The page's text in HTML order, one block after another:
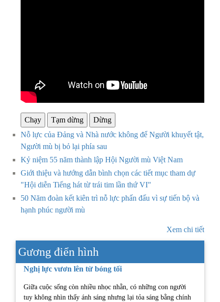
Chạy Tạm dừng
Dừng
Nỗ lực của Đảng và Nhà nước không để Người khuyết tật,
Người mù bị bỏ lại phía sau
Kỷ niệm 55 năm thành lập Hội Người mù Việt Nam
Giới thiệu và hướng dẫn bình chọn các tiết mục tham dự
"Hội diễn Tiếng hát từ trái tim lần thứ VI"
50 Năm đoàn kết kiên trì nỗ lực phấn đấu vì sự tiến bộ và
hạnh phúc người mù
Xem chi tiết
Gương điển hình
Nghị lực vươn lên từ bóng tối
Giữa cuộc sống còn nhiều nhọc nhằn, có những con người
tuy không nhìn thấy ánh sáng nhưng lại tỏa sáng bằng chính